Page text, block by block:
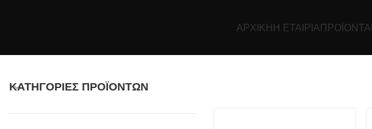
ΑΡΧΙΚΉ Η ΕΤΑΙΡΊΑ ΠΡΟΪΌΝΤΑ
ΚΑΤΗΓΟΡΊΕΣ ΠΡΟΪΌΝΤΩΝ